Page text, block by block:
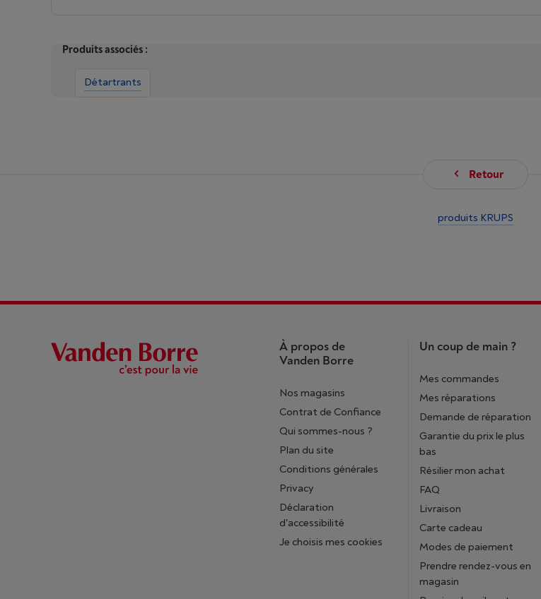
Produits associés :
Détartrants
Retour
produits KRUPS
À propos de
Vanden Borre
Nos magasins
Contrat de Confiance
Qui sommes-nous ?
Plan du site
Conditions générales
Privacy
Déclaration
d'accessibilité
Je choisis mes cookies
Un coup de main ?
Mes commandes
Mes réparations
Demande de réparation
Garantie du prix le plus
bas
Résilier mon achat
FAQ
Livraison
Carte cadeau
Modes de paiement
Prendre rendez-vous en
magasin